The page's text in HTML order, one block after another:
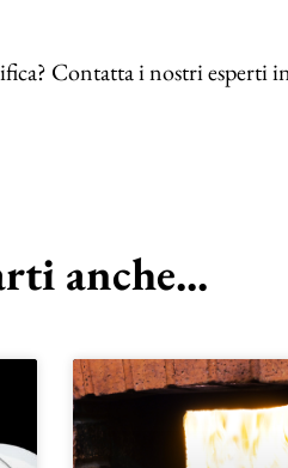
Contatta i nostri esperti
anche...